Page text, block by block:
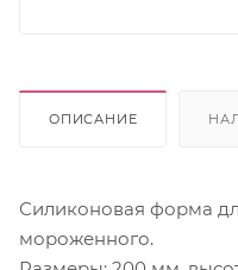
ОПИСАНИЕ
Силиконовая форма
мороженного.